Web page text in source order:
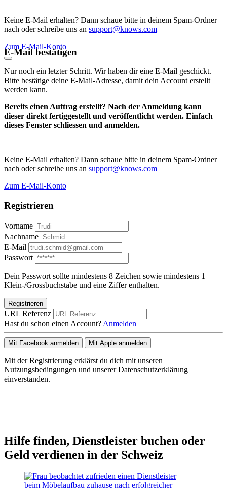
Keine E-Mail erhalten? Dann schaue bitte in deinem Spam-Ordner
nach oder schreibe uns an support@knows.com
Zum E-Mail-Konto
E-Mail bestätigen
Nur noch ein letzter Schritt. Wir haben dir eine E-Mail geschickt.
Bitte bestätige deine E-Mail-Adresse, damit dein Account erstellt
werden kann.
Bereits einen Auftrag erstellt? Nach der Anmeldung kann
dieser direkt fertiggestellt und veröffentlicht werden. Einfach
dieses Fenster schliessen und anmelden.
Keine E-Mail erhalten? Dann schaue bitte in deinem Spam-Ordner
nach oder schreibe uns an support@knows.com
Zum E-Mail-Konto
Registrieren
Vorname
Nachname
E-Mail
Passwort
Dein Passwort sollte mindestens 8 Zeichen sowie mindestens 1
Klein-/Grossbuchstabe und eine Ziffer enthalten.
Registrieren
URL Referenz
Hast du schon einen Account? Anmelden
Mit Facebook anmelden Mit Apple anmelden
Mit der Registrierung erklärst du dich mit unseren
Nutzungsbedingungen und unserer Datenschutzerklärung
einverstanden.
Hilfe finden, Dienstleister buchen oder
Geld verdienen in der Schweiz